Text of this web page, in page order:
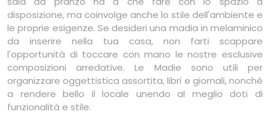
disposizione, ma coinvolge anche lo stile dell'ambiente e
le proprie esigenze. Se desideri una madia in melaminico
da inserire nella tua casa, non farti scappare
l'opportunità di toccare con mano le nostre esclusive
composizioni arredative. Le Madie sono utili per
organizzare oggettistica assortita, libri e giornali, nonché
a rendere bello il locale unendo al meglio doti di
funzionalità e stile.